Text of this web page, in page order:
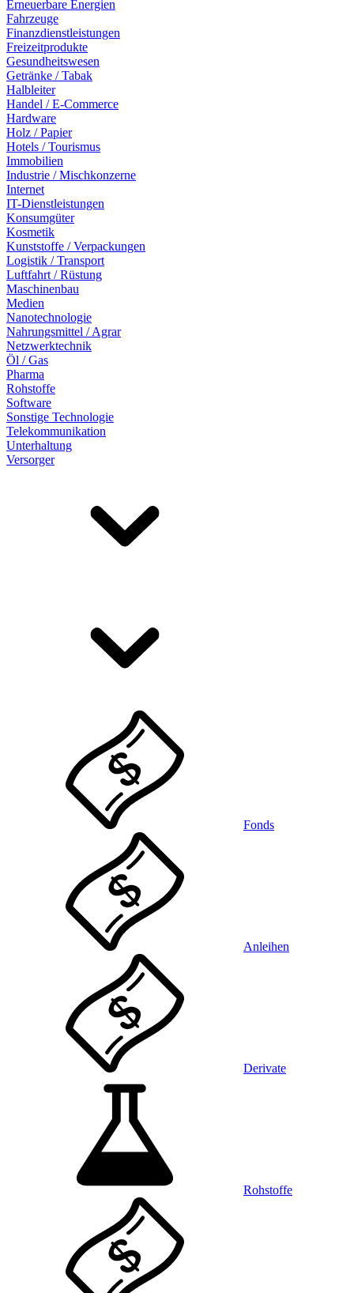
Erneuerbare Energien
Fahrzeuge
Finanzdienstleistungen
Freizeitprodukte
Gesundheitswesen
Getränke / Tabak
Halbleiter
Handel / E-Commerce
Hardware
Holz / Papier
Hotels / Tourismus
Immobilien
Industrie / Mischkonzerne
Internet
IT-Dienstleistungen
Konsumgüter
Kosmetik
Kunststoffe / Verpackungen
Logistik / Transport
Luftfahrt / Rüstung
Maschinenbau
Medien
Nanotechnologie
Nahrungsmittel / Agrar
Netzwerktechnik
Öl / Gas
Pharma
Rohstoffe
Software
Sonstige Technologie
Telekommunikation
Unterhaltung
Versorger
Fonds
Anleihen
Derivate
Rohstoffe